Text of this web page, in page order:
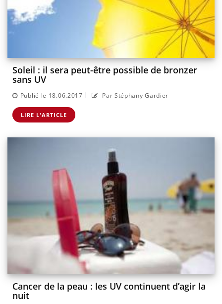
Soleil : il sera peut-être possible de bronzer
sans UV
Publié le 18.06.2017 | Par Stéphany Gardier
LIRE L'ARTICLE
Cancer de la peau : les UV continuent d’agir la
nuit